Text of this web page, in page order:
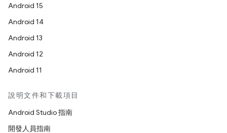
Android 15
Android 14
Android 13
Android 12
Android 11
說明文件和下載項目
Android Studio 指南
開發人員指南